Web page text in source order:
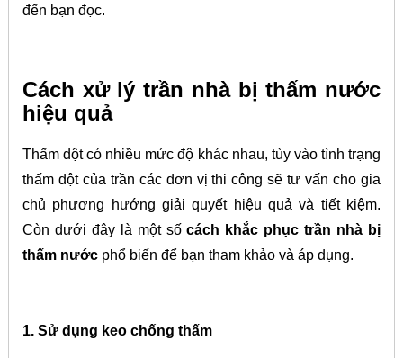
đến bạn đọc.
Cách xử lý trần nhà bị thấm nước
hiệu quả
Thấm dột có nhiều mức độ khác nhau, tùy vào tình trạng
thấm dột của trần các đơn vị thi công sẽ tư vấn cho gia
chủ phương hướng giải quyết hiệu quả và tiết kiệm.
Còn dưới đây là một sốcách khắc phục trần nhà bị
thấm nướcphổ biến để bạn tham khảo và áp dụng.
1. Sử dụng keo chống thấm